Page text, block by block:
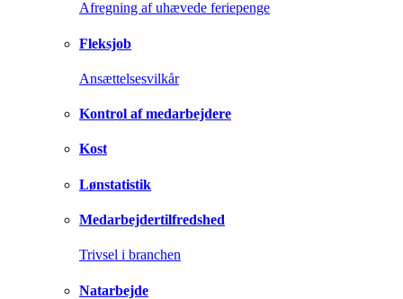
Afregning af uhævede feriepenge
Fleksjob
Ansættelsesvilkår
Kontrol af medarbejdere
Kost
Lønstatistik
Medarbejdertilfredshed
Trivsel i branchen
Natarbejde